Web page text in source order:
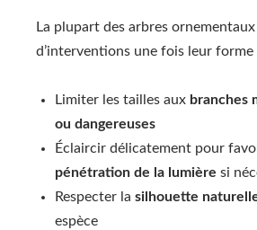
La plupart des arbres
d’interventions une fois leur forme
Limiter les tailles aux branches
ou dangereuses
Éclaircir délicatement pour
pénétration de la lumière si
Respecter la silhouette
espèce